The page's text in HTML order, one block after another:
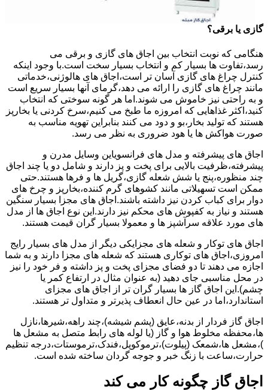
گازی یا برقی؟
هنگامی که نوبت انتخاب بین اجاق های گازی و برقی می
رسد،تفاوت ها بسیار کم و انتخاب بسیار سخت است.با وجود اینکه
کنترل چراغ های گازی آسان تر است،اجاق های هالوژنی،خدماتی
مانند چراغ های گازی را ارائه می دهد،گرمای آنها بسیار سریع است
و به راحتی نیز خاموش می شوند.اما هر گونه سوختی که انتخاب
کنید،اکثر غذاهایی که امروزه ما طبخ می کنیم،سرخ کردنی یا بخارپز
هستند که تولید بخار،بو و دود می کنند بنابراین تهویه مناسب به
صورت هواکش ها یا هود ضروری به نظر می رسد.
اجاق های پیشرفته و مدل های فرانسویاین وسایل مدرن و
پیشرفته،ظرفیت بالایی برای پخت و پز دارند و شامل دو یا چند اجاق
چند منظوره،پنج یا شش شعله گازی،گریل ها و فرها هستند.حتی
ممکن است تسهیلاتی مانند کشوهای گرم کننده،بخارپز و چرخ های
دوار برای کباب کردن نیز داشته باشند.اجاق های مجزا بسیار سنگین
هستند و نیاز به کفپوش های محکم نیز دارند.این نوع اجاق ها از مدل
های مورد علاقه سرآشپز ها و معمولا بسیار گران قیمت هستند.
اجاق های توکار و شعله های مجزایکی دیگر از مدل های بسیار رایج
امروزی،اجاق های توکاری هستند که شعله های مجزا دارند و به شما
اجازه می دهند تا دو فضای مجزای پخت و پز داشته و فر خود را نیز
در محل مناسبی جای دهید (به عنوان مثال در ارتفاع کمر یا
چشم).این اجاق گاز ها بسیار گران تر از اجاق های مجزای
استاندارد،اما در عین حال انعطاف پذیرتر و متداول تر هستند.
اجاق گاز فردار از بدنه،عایق (پشم شیشه)،چند راهه،شیرها،نازل
ها،محفظه مخلوط هوا و گاز (یا لوله های رابط متصل به مشعل ها
)،مشعل ها،شمعک (پیلوت)،ترموکوپل،فندک،ترموستات،درجه تنظیم
حرارت،ساعت با زنگ خبر و جوجه گردان ساخته شده است.
اجاق گاز چگونه کار می کند